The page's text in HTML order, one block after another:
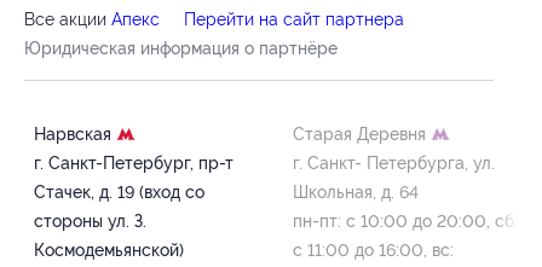
Все акции Апекс
Перейти на сайт партнера
Юридическая информация о партнёре
Нарвская
г. Санкт-Петербург, пр-т
Стачек, д. 19 (вход со
стороны ул. З.
Космодемьянской)
Старая Деревня
г. Санкт- Петербурга, ул.
Школьная, д. 64
пн-пт: с 10:00 до 20:00, сб:
с 11:00 до 16:00, вс: